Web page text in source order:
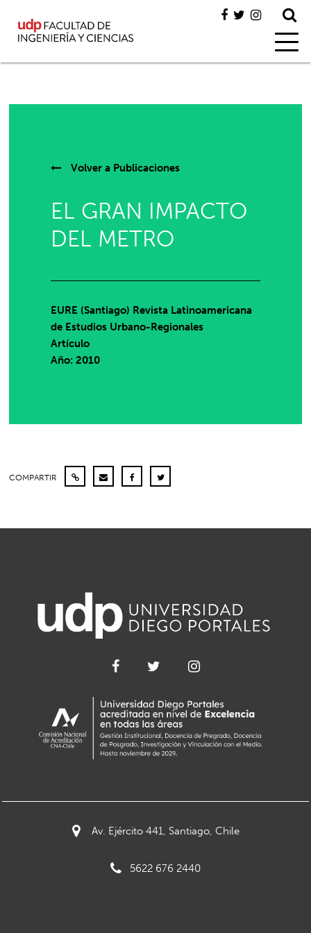
Volver a Publicaciones
EL GRAN IMPACTO
DEL METRO
EURE (Santiago) Revista Latinoamericana
de Estudios Urbano-Regionales
Artículo
Año: 2010
COMPARTIR
Av. Ejército 441, Santiago, Chile
5622 676 2440